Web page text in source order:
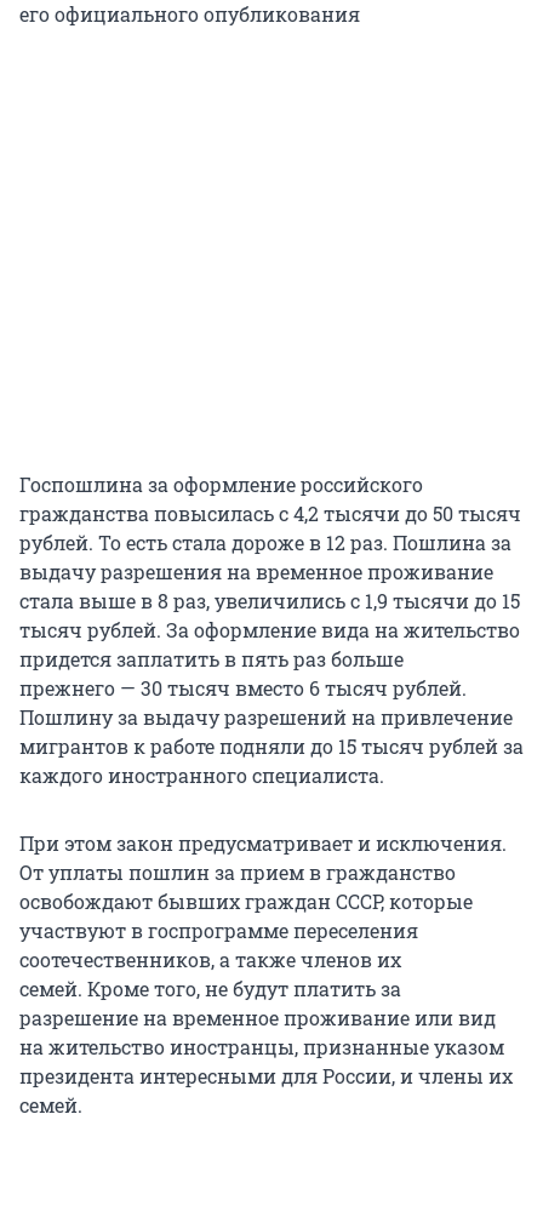
его официального опубликования
Госпошлина за оформление российского
гражданства повысилась с 4,2 тысячи до 50 тысяч
рублей. То есть стала дороже в 12 раз. Пошлина за
выдачу разрешения на временное проживание
стала выше в 8 раз, увеличились с 1,9 тысячи до 15
тысяч рублей. За оформление вида на жительство
придется заплатить в пять раз больше
прежнего — 30 тысяч вместо 6 тысяч рублей.
Пошлину за выдачу разрешений на привлечение
мигрантов к работе подняли до 15 тысяч рублей за
каждого иностранного специалиста.
При этом закон предусматривает и исключения.
От уплаты пошлин за прием в гражданство
освобождают бывших граждан СССР, которые
участвуют в госпрограмме переселения
соотечественников, а также членов их
семей. Кроме того, не будут платить за
разрешение на временное проживание или вид
на жительство иностранцы, признанные указом
президента интересными для России, и члены их
семей.